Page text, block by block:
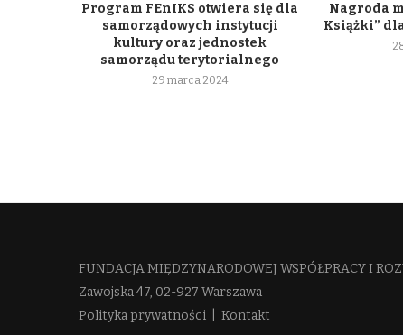
Program FEnIKS otwiera się dla
samorządowych instytucji
kultury oraz jednostek
samorządu terytorialnego
29 marca 2024
Nagroda
Książki”
FUNDACJA MIĘDZYNARODOWEJ WSPÓŁPRACY I
Zawojska 47, 02-927 Warszawa
Polityka prywatności
Kontakt